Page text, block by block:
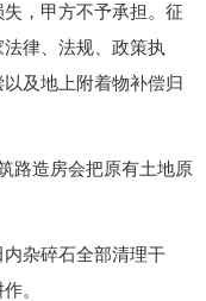
，甲方不予承担。征
律、法规、政策执
及地上附着物补偿归
造房会把原有土地原
杂碎石全部清理干
。